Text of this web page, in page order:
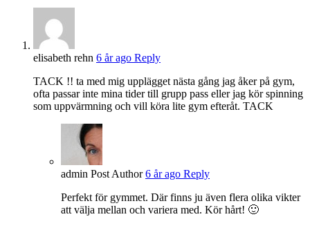
elisabeth rehn 6 år ago Reply
TACK !! ta med mig upplägget nästa gång jag åker på gym,
ofta passar inte mina tider till grupp pass eller jag kör spinning
som uppvärmning och vill köra lite gym efteråt. TACK
admin Post Author 6 år ago Reply
Perfekt för gymmet. Där finns ju även flera olika vikter
att välja mellan och variera med. Kör hårt! 🙂